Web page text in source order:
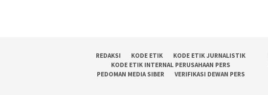
REDAKSI KODE ETIK
KODE ETIK JURNALISTIK
KODE ETIK INTERNAL PERUSAHAAN PERS
PEDOMAN MEDIA SIBER
VERIFIKASI DEWAN PERS